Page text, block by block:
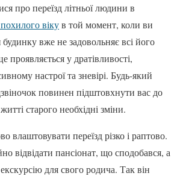
про переїзд літньої людини в
вікув той момент, коли ви
вже не задовольняє всі його
проявляється у дратівливості,
настрої та зневірі. Будь-який
повинен підштовхнути вас до
старого необхідні зміни.
влаштовувати переїзд різко і раптово.
відвідати пансіонат, що сподобався, а
для свого родича. Так він